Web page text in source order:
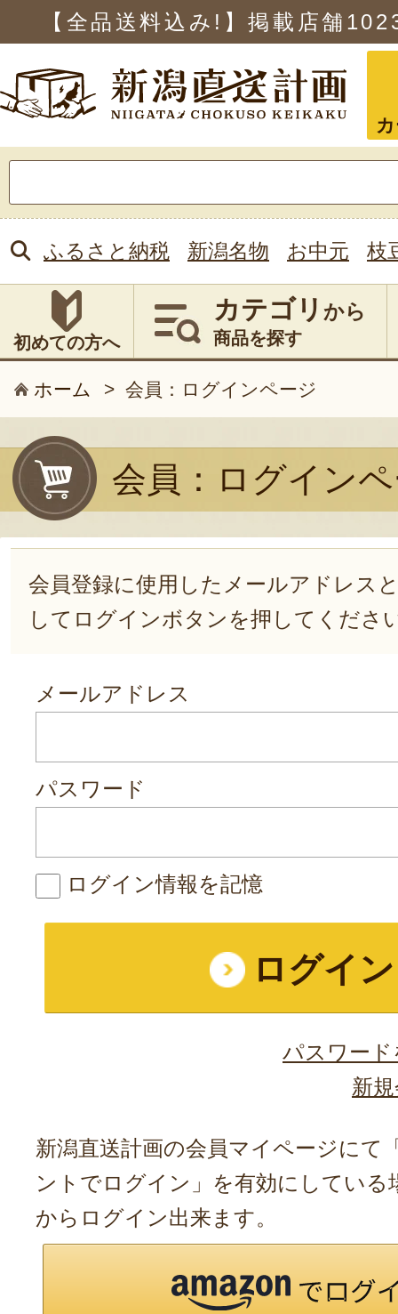
【全品送料込み!】掲載店舗
索:
ふるさと納税 新潟名物 お中元 枝
初めての方へ
カテゴリ から
商品を探す
ホーム > 会員：ログインページ
会員：ログイン
会員登録に使用したメールアドレス
してログインボタンを押してくださ
メールアドレス
パスワード
ログイン情報を記憶
パスワー
新
新潟直送計画の会員マイページにて
ントでログイン」を有効にしている
からログイン出来ます。